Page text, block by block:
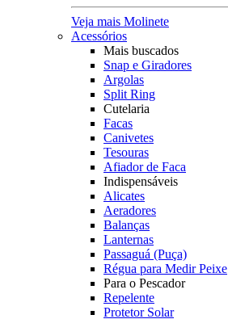
Veja mais Molinete
Acessórios
Mais buscados
Snap e Giradores
Argolas
Split Ring
Cutelaria
Facas
Canivetes
Tesouras
Afiador de Faca
Indispensáveis
Alicates
Aeradores
Balanças
Lanternas
Passaguá (Puça)
Régua para Medir Peixe
Para o Pescador
Repelente
Protetor Solar